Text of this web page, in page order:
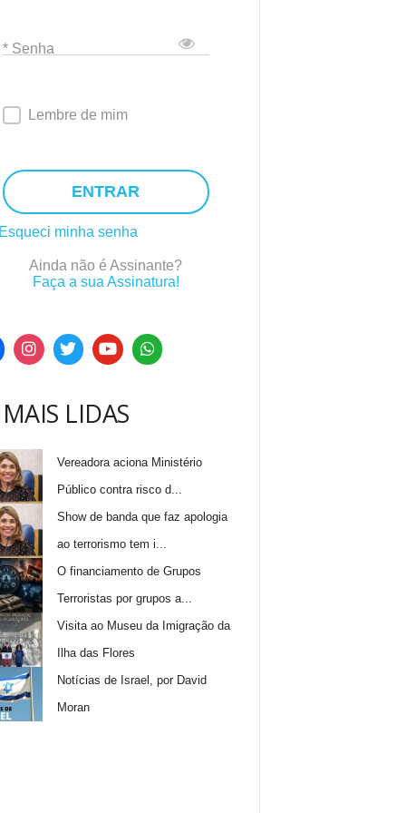
* Senha
Lembre de mim
ENTRAR
minha senha
Ainda não é Assinante?
Faça a sua Assinatura!
LIDAS
Vereadora aciona Ministério
Público contra risco d...
Show de banda que faz apologia
ao terrorismo tem i...
O financiamento de Grupos
Terroristas por grupos a...
Visita ao Museu da Imigração da
Ilha das Flores
Notícias de Israel, por David
Moran